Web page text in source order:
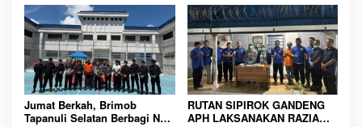
Jumat Berkah, Brimob
Tapanuli Selatan Berbagi Nasi
RUTAN SIPIROK GANDENG
APH LAKSANAKAN RAZIA